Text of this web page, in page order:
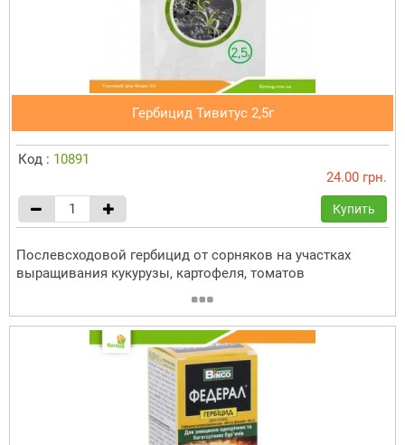
Гербицид Тивитус 2,5г
Код : 10891
24.00 грн.
Купить
Послевсходовой гербицид от сорняков на участках
выращивания кукурузы, картофеля, томатов